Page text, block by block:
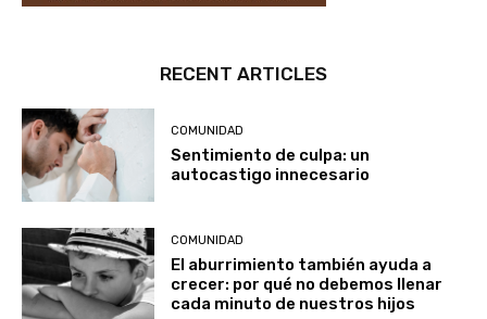
RECENT ARTICLES
COMUNIDAD
Sentimiento de culpa: un
autocastigo innecesario
COMUNIDAD
El aburrimiento también ayuda a
crecer: por qué no debemos llenar
cada minuto de nuestros hijos